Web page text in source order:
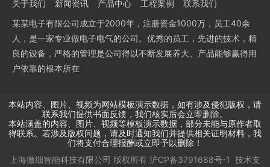
关于我们 新闻资讯 产品中心 工程案例
联系我们
某某电子有限公司成立于2000年，注册资金1000万，员工40余
人，是一家专业做电子电气的公司。优秀的员工，先进的技术，精
良的设备，严格的管理是公司得以不断发展养大、产品能够赢得用
户依靠的根本所在
本站内容、图片、视频为网站模板演示数据，如有涉及侵犯版权，请
联系我们提供书面反馈，我们核实后会立即删除。
本站涵盖的内容、图片、视频等模板演示数据，部分未能与原作者取
得联系。若涉及版权问题，请及时通知我们并提供相关证明材料，我
们将支付合理报酬或立即予以删除！
上海微细智能科技有限公司 版权所有 沪CP备3791688号-1 技术支